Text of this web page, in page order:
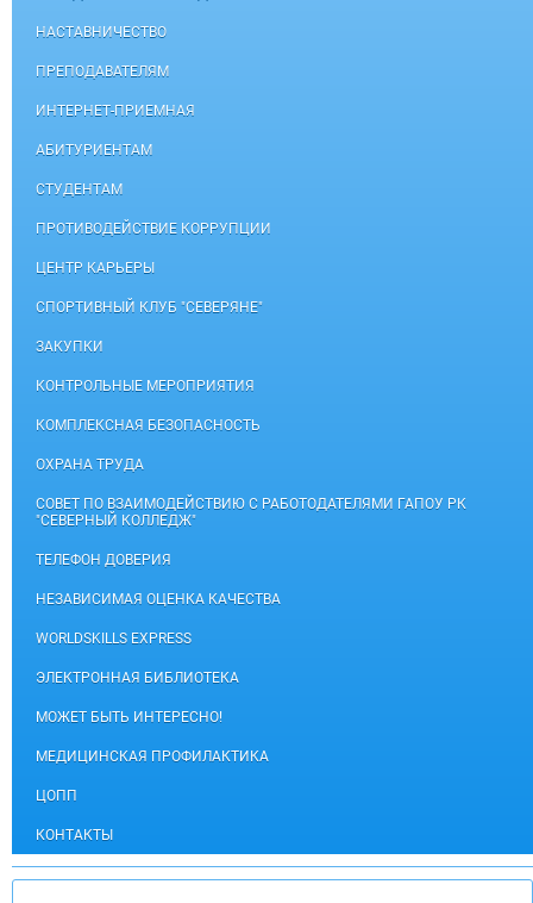
НАСТАВНИЧЕСТВО
ПРЕПОДАВАТЕЛЯМ
ИНТЕРНЕТ-ПРИЕМНАЯ
АБИТУРИЕНТАМ
СТУДЕНТАМ
ПРОТИВОДЕЙСТВИЕ КОРРУПЦИИ
ЦЕНТР КАРЬЕРЫ
СПОРТИВНЫЙ КЛУБ "СЕВЕРЯНЕ"
ЗАКУПКИ
КОНТРОЛЬНЫЕ МЕРОПРИЯТИЯ
КОМПЛЕКСНАЯ БЕЗОПАСНОСТЬ
ОХРАНА ТРУДА
СОВЕТ ПО ВЗАИМОДЕЙСТВИЮ С РАБОТОДАТЕЛЯМИ ГАПОУ РК
"СЕВЕРНЫЙ КОЛЛЕДЖ"
ТЕЛЕФОН ДОВЕРИЯ
НЕЗАВИСИМАЯ ОЦЕНКА КАЧЕСТВА
WORLDSKILLS EXPRESS
ЭЛЕКТРОННАЯ БИБЛИОТЕКА
МОЖЕТ БЫТЬ ИНТЕРЕСНО!
МЕДИЦИНСКАЯ ПРОФИЛАКТИКА
ЦОПП
КОНТАКТЫ